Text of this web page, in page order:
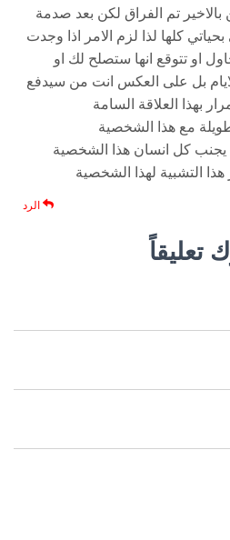
تم الفراق لكن بعد صدمة
كلها لذا لزم الامر اذا وجدت
او تتوقع انها ستصلح لك او
بل على العكس انت من سيدفع
بهذا العلاقة السامة
مع هذا الشخصية
يجنب كل انسان هذا الشخصية
هذا التشبية لهذا الشخصية
الرد
تعليقاً